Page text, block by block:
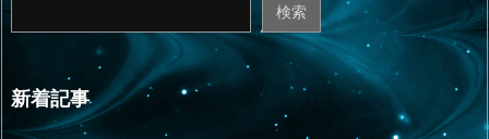
検索
新着記事